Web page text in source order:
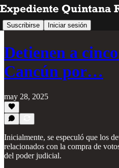
Suscribirse Iniciar sesión
Detienen a
Cancún por…
may 28, 2025
Inicialmente, se especuló que los
relacionados con la compra de
del poder judicial.